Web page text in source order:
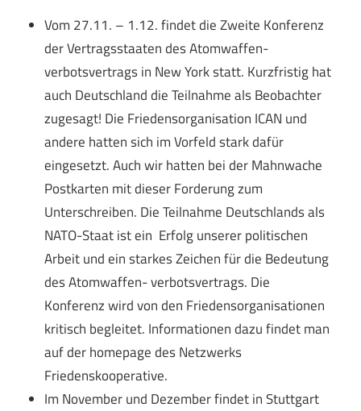
Vom 27.11. – 1.12. findet die Zweite Konferenz
der Vertragsstaaten des Atomwaffen-
verbotsvertrags in New York statt. Kurzfristig hat
auch Deutschland die Teilnahme als Beobachter
zugesagt! Die Friedensorganisation ICAN und
andere hatten sich im Vorfeld stark dafür
eingesetzt. Auch wir hatten bei der Mahnwache
Postkarten mit dieser Forderung zum
Unterschreiben. Die Teilnahme Deutschlands als
NATO-Staat ist ein Erfolg unserer politischen
Arbeit und ein starkes Zeichen für die Bedeutung
des Atomwaffen- verbotsvertrags. Die
Konferenz wird von den Friedensorganisationen
kritisch begleitet. Informationen dazu findet man
auf der homepage des Netzwerks
Friedenskooperative.
Im November und Dezember findet in Stuttgart